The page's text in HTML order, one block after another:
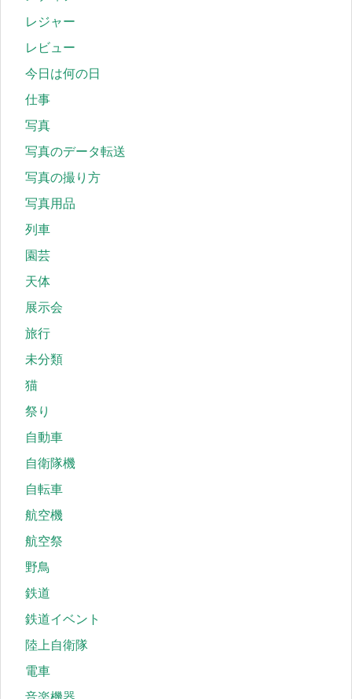
レジャー
レビュー
今日は何の日
仕事
写真
写真のデータ転送
写真の撮り方
写真用品
列車
園芸
天体
展示会
旅行
未分類
猫
祭り
自動車
自衛隊機
自転車
航空機
航空祭
野鳥
鉄道
鉄道イベント
陸上自衛隊
電車